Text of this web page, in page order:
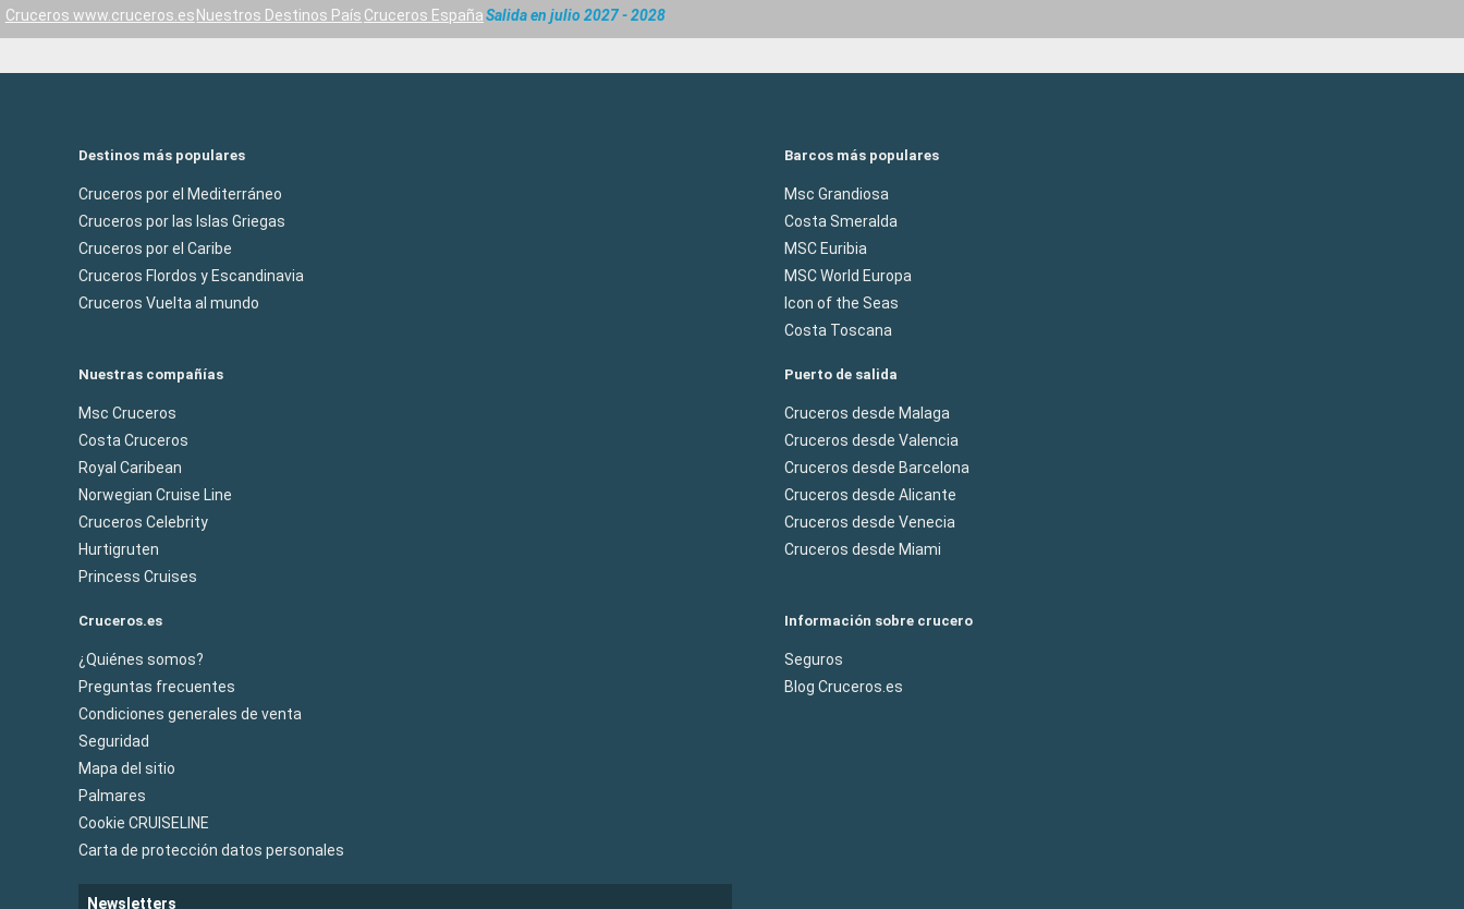
Cruceros www.cruceros.es Nuestros Destinos País Cruceros EspañaSalida en julio 2027 - 2028
Destinos más populares
Cruceros por el Mediterráneo
Cruceros por las Islas Griegas
Cruceros por el Caribe
Cruceros Flordos y Escandinavia
Cruceros Vuelta al mundo
Barcos más populares
Msc Grandiosa
Costa Smeralda
MSC Euribia
MSC World Europa
Icon of the Seas
Costa Toscana
Nuestras compañías
Msc Cruceros
Costa Cruceros
Royal Caribean
Norwegian Cruise Line
Cruceros Celebrity
Hurtigruten
Princess Cruises
Puerto de salida
Cruceros desde Malaga
Cruceros desde Valencia
Cruceros desde Barcelona
Cruceros desde Alicante
Cruceros desde Venecia
Cruceros desde Miami
Cruceros.es
¿Quiénes somos?
Preguntas frecuentes
Condiciones generales de venta
Seguridad
Mapa del sitio
Palmares
Cookie CRUISELINE
Carta de protección datos personales
Información sobre crucero
Seguros
Blog Cruceros.es
Newsletters